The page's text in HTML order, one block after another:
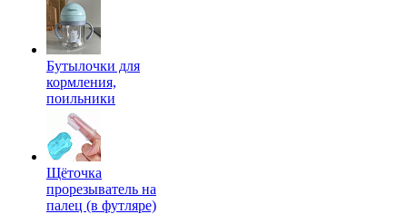
Бутылочки для
кормления,
поильники
Щёточка
прорезыватель на
палец (в футляре)